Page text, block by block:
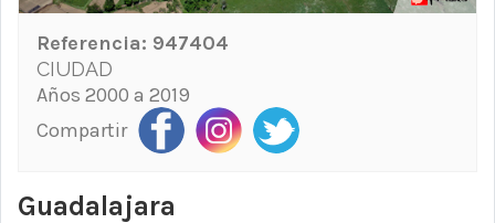
Referencia: 947404
CIUDAD
Años 2000 a 2019
Compartir
Guadalajara